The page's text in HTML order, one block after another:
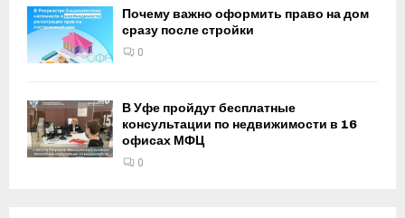
Почему важно оформить право на дом
сразу после стройки
0
В Уфе пройдут бесплатные
консультации по недвижимости в 16
офисах МФЦ
0